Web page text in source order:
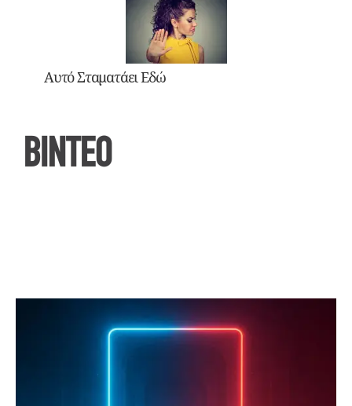
Αυτό Σταματάει Εδώ
ΒΙΝΤΕΟ